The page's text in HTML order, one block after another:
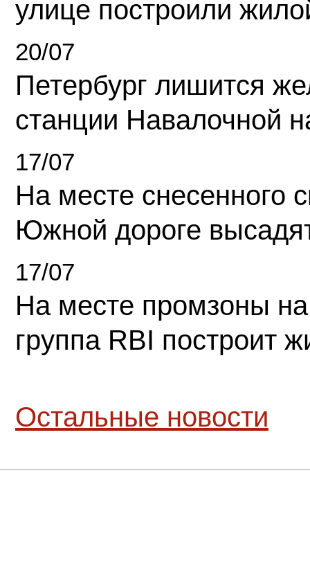
улице построили
20/07
Петербург лишится
станции Навалочной
17/07
На месте снесенного
Южной дороге
17/07
На месте промзоны
группа RBI построит
Остальные новости